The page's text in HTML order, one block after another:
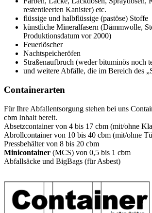
restentleerten Kanister) etc.
flüssige und halbflüssige (pastöse) Stoffe
künstliche Mineralfasern (Dämmwolle,
Produktionsdatum vor 2000)
Feuerlöscher
Nachtspeicheröfen
Straßenaufbruch (weder bituminös noch
und weitere Abfälle, die im Bereich des
Containerarten
Für Ihre Abfallentsorgung stehen bei uns
cbm Inhalt bereit.
Absetzcontainer von 4 bis 17 cbm (mit/ohne
Abrollcontainer von 10 bis 40 cbm (mit/ohne
Pressbehälter von 8 bis 20 cbm
Minicontainer (MCS) von 0,5 bis 1 cbm
Abfallsäcke und BigBags (für Asbest)